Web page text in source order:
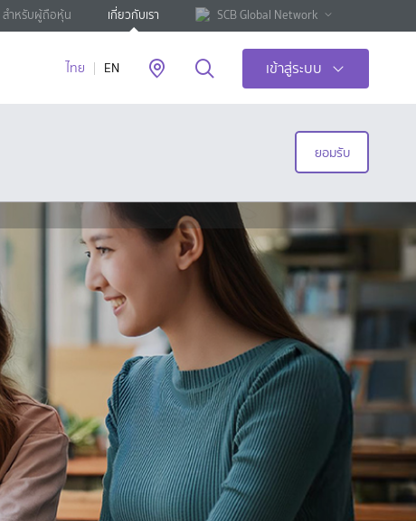
สำหรับผู้ถือหุ้น เกี่ยวกับเรา SCB Global Network
ไทย EN เข้าสู่ระบบ
ยอมรับ